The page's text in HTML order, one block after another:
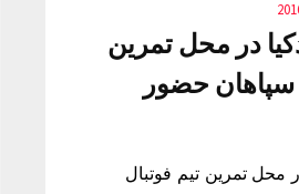
در محل تمرین
سپاهان حضور
محل تمرین تیم فوتبال